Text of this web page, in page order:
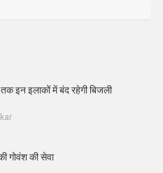
इन इलाकों में बंद रहेगी बिजली
गोवंश की सेवा